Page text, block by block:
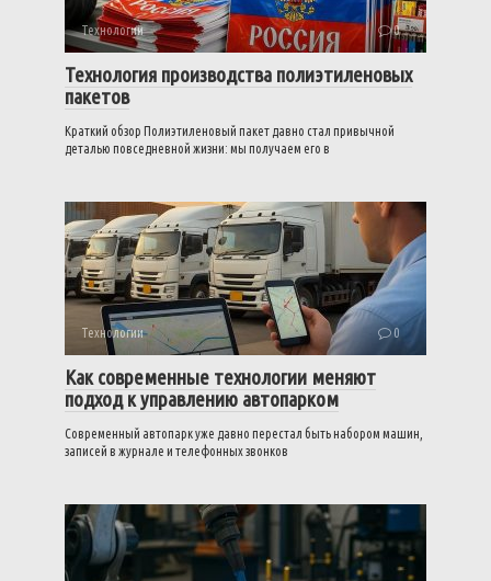
Технологии 0
Технология производства полиэтиленовых
пакетов
Краткий обзор Полиэтиленовый пакет давно стал привычной
деталью повседневной жизни: мы получаем его в
Технологии 0
Как современные технологии меняют
подход к управлению автопарком
Современный автопарк уже давно перестал быть набором машин,
записей в журнале и телефонных звонков